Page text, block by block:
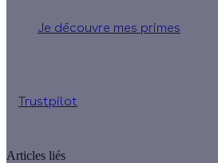
Je découvre mes primes
Trustpilot
Articles liés